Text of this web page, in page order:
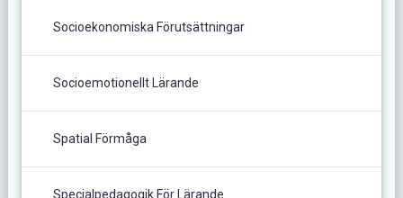
Socioekonomiska Förutsättningar
Socioemotionellt Lärande
Spatial Förmåga
Specialpedagogik För Lärande